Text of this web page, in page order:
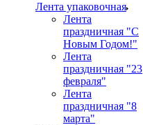
Лента упаковочная
Лента
праздничная "С
Новым Годом!"
Лента
праздничная "23
февраля"
Лента
праздничная "8
марта"